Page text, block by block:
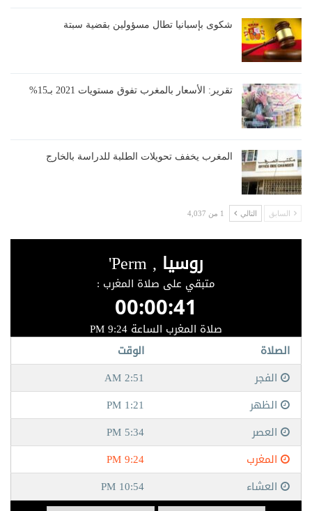
شكوى بإسبانيا تطال مسؤولين بقضية سبتة
تقرير: الأسعار بالمغرب تفوق مستويات 2021 بـ15%
المغرب يخفف تحويلات الطلبة للدراسة بالخارج
السابق التالي 1 من 4,037